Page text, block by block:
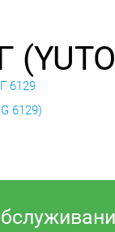
6129
6129)